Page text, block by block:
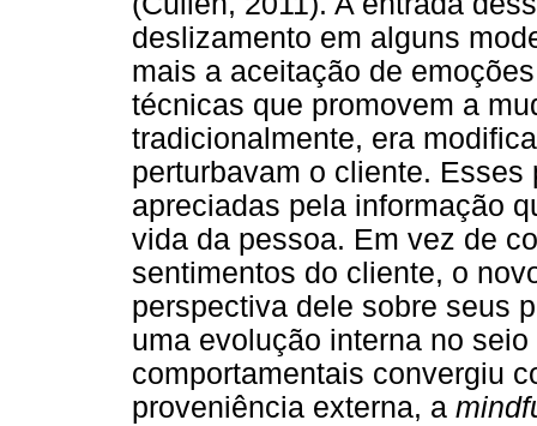
deslizamento em alguns
mais a aceitação de
técnicas que promovem a
tradicionalmente, era
perturbavam o cliente.
apreciadas pela informação
vida da pessoa. Em vez de
sentimentos do cliente, o
perspectiva dele sobre seus
uma evolução interna no
comportamentais convergiu
proveniência externa, a